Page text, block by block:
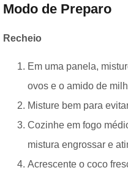
Modo de Preparo
Recheio
Em uma panela,
ovos e o amido de
Misture bem para
Cozinhe em fogo
mistura engrossar e
Acrescente o coco